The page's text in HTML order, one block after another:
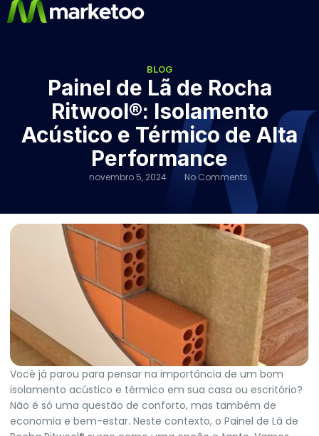
BLOG
Painel de Lã de Rocha
Ritwool®: Isolamento
Acústico e Térmico de Alta
Performance
novembro 5, 2024 No Comments
Você já parou para pensar na importância de um bom
isolamento acústico e térmico em sua casa ou escritório?
Não é só uma questão de conforto, mas também de
economia e bem-estar. Neste contexto, o Painel de Lã de